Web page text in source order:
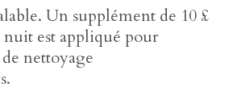
Un supplément de 10 £
nuit est appliqué pour
nettoyage